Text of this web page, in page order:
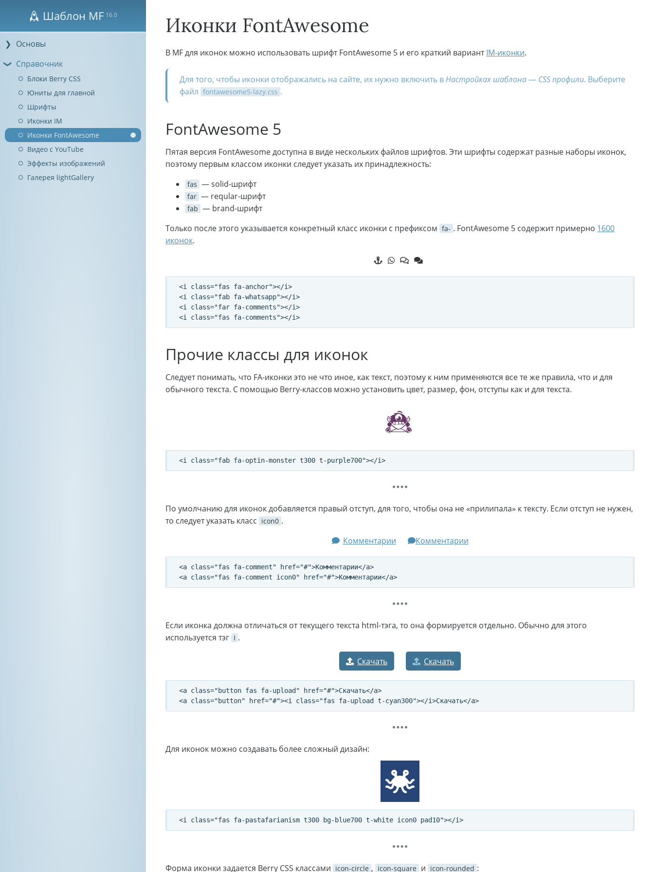
Шаблон MF 16.0
Основы
Справочник
Блоки Berry CSS
Юниты для главной
Шрифты
Иконки IM
Иконки FontAwesome
●
Видео с YouTube
Эффекты изображений
Галерея lightGallery
Иконки FontAwesome
В MF для иконок можно использовать шрифт FontAwesome 5 и его краткий вариантIM-иконки.
Для того, чтобы иконки отображались на сайте, их нужно включить вНастройках шаблона— CSS профили. Выберите
файл fontawesome5-lazy.css .
FontAwesome 5
Пятая версия FontAwesome доступна в виде нескольких файлов шрифтов. Эти шрифты содержат разные наборы иконок,
поэтому первым классом иконки следует указать их принадлежность:
fas — solid-шрифт
far — reqular-шрифт
fab — brand-шрифт
Только после этого указывается конкретный класс иконки с префиксом fa- . FontAwesome 5 содержит примерно 1600
иконок.
<i class="fas fa-anchor"></i>
<i class="fab fa-whatsapp"></i>
<i class="far fa-comments"></i>
Прочие классы для иконок
Следует понимать, что FA-иконки это не что иное, как текст, поэтому к ним применяются все те же правила, что и для
обычного текста. С помощью Berry-классов можно установить цвет, размер, фон, отступы как и для текста.
По умолчанию для иконок добавляется правый отступ, для того, чтобы она не «прилипала» к тексту. Если отступ не нужен,
то следует указать класс icon0 .
Комментарии
Комментарии
<a class="fas fa-comment" href="#">Комментарии</a>
Если иконка должна отличаться от текущего текста html-тэга, то она формируется отдельно. Обычно для этого
используется тэг I .
Скачать Скачать
<a class="button fas fa-upload" href="#">Скачать</a>
Для иконок можно создавать более сложный дизайн:
Форма иконки задается Berry CSS классами icon-circle , icon-square и icon-rounded :